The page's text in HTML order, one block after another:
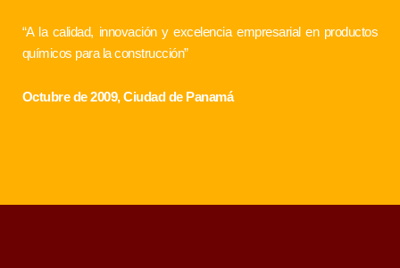
“A la calidad, innovación y excelencia empresarial en productos
químicos para la construcción”
Octubre de 2009, Ciudad de Panamá